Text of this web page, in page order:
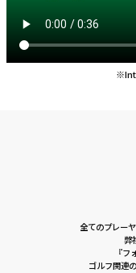
全てのプレー
弊
『フ
ゴルフ関連